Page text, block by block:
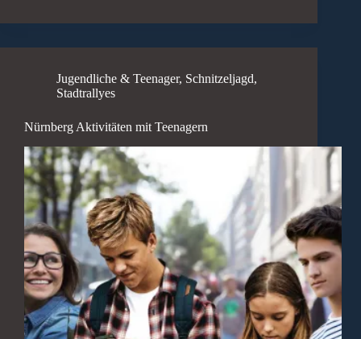
Jugendliche & Teenager, Schnitzeljagd,
Stadtrallyes
Nürnberg Aktivitäten mit Teenagern